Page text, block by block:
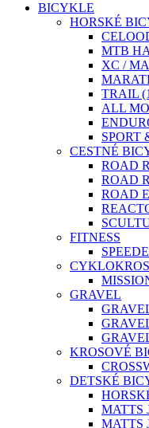
BICYKLE
HORSKÉ
MTB
XC /
TRAIL
ALL
SPORT
CESTNÉ
ROAD
ROAD
ROAD
FITNESS
CYKLOKROS
GRAVEL
KROSOVÉ
DETSKÉ
MATTS
MATTS